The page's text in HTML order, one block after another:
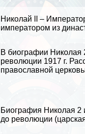
Николай II –
императором из
В биографии Николая
революции 1917 г.
православной
Биография Николая 2
до революции